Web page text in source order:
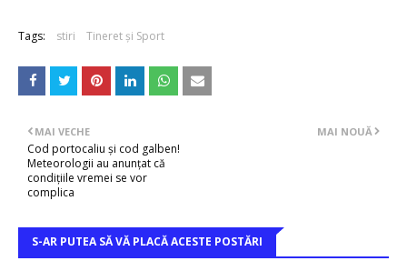
Tags: stiri Tineret și Sport
MAI NOUĂ
MAI VECHE
Cod portocaliu și cod galben!
Meteorologii au anunțat că
condițiile vremei se vor
complica
S-AR PUTEA SĂ VĂ PLACĂ ACESTE POSTĂRI